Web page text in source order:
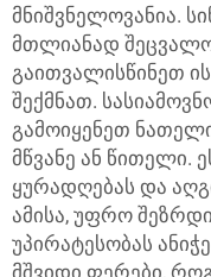
მნიშვნელოვანია.
მთლიანად
გაითვალისწინეთ
შექმნათ.
გამოიყენეთ
მწვანე ან წითელი.
ყურადღებას და
ამისა, უფრო
უპირატესობას
მშვიდი ფერები,